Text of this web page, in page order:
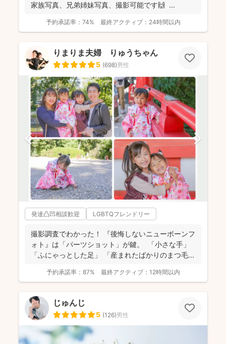
家族写真、兄弟姉妹写真、撮影可能です🙌 ...
予約承諾率： 74% 最終アクティブ： 24時間以内
りまりま夫婦 りゅうちゃん
5 (698)男性
発達凸凹相談歓迎 LGBTQフレンドリー
撮影調査でわかった！ 『後悔しないニューボーンフ
ォト』は「パーツショット」が鍵。 「小さな手」
「ふにゃっとした足」 「産まれたばかりのまつ毛...
予約承諾率： 87% 最終アクティブ： 12時間以内
じゅんじ
5 (126)男性